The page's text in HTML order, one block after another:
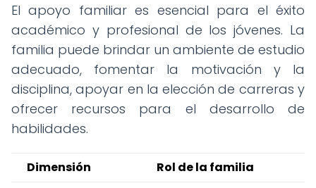
El apoyo familiar es esencial para el éxito
académico y profesional de los jóvenes. La
familia puede brindar un ambiente de estudio
adecuado, fomentar la motivación y la
disciplina, apoyar en la elección de carreras y
ofrecer recursos para el desarrollo de
habilidades.
Dimensión
Rol de la familia